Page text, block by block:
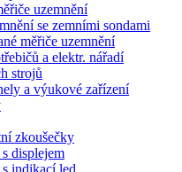
uzemnění
se zemními sondami
měřiče uzemnění
a elektr. nářadí
strojů
a výukové zařízení
zkoušečky
displejem
indikací led